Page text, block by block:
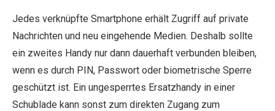
Jedes verknüpfte Smartphone erhält Zugriff auf private
Nachrichten und neu eingehende Medien. Deshalb sollte
ein zweites Handy nur dann dauerhaft verbunden bleiben,
wenn es durch PIN, Passwort oder biometrische Sperre
geschützt ist. Ein ungesperrtes Ersatzhandy in einer
Schublade kann sonst zum direkten Zugang zum